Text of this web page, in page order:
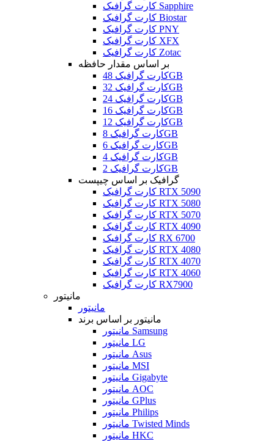
کارت گرافیک Sapphire
کارت گرافیک Biostar
کارت گرافیک PNY
کارت گرافیک XFX
کارت گرافیک Zotac
بر اساس مقدار حافظه
کارت گرافیک 48GB
کارت گرافیک 32GB
کارت گرافیک 24GB
کارت گرافیک 16GB
کارت گرافیک 12GB
کارت گرافیک 8GB
کارت گرافیک 6GB
کارت گرافیک 4GB
کارت گرافیک 2GB
گرافیک بر اساس چیپست
کارت گرافیک RTX 5090
کارت گرافیک RTX 5080
کارت گرافیک RTX 5070
کارت گرافیک RTX 4090
کارت گرافیک RX 6700
کارت گرافیک RTX 4080
کارت گرافیک RTX 4070
کارت گرافیک RTX 4060
کارت گرافیک RX7900
مانیتور
مانیتور
مانیتور بر اساس برند
مانیتور Samsung
مانیتور LG
مانیتور Asus
مانیتور MSI
مانیتور Gigabyte
مانیتور AOC
مانیتور GPlus
مانیتور Philips
مانیتور Twisted Minds
مانیتور HKC